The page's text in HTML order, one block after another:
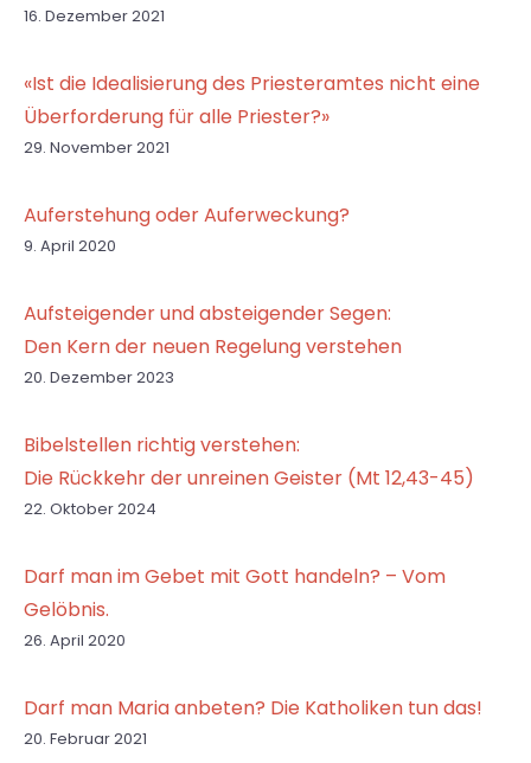
16. Dezember 2021
«Ist die Idealisierung des Priesteramtes nicht eine
Überforderung für alle Priester?»
29. November 2021
Auferstehung oder Auferweckung?
9. April 2020
Aufsteigender und absteigender Segen:
Den Kern der neuen Regelung verstehen
20. Dezember 2023
Bibelstellen richtig verstehen:
Die Rückkehr der unreinen Geister (Mt 12,43-45)
22. Oktober 2024
Darf man im Gebet mit Gott handeln? – Vom
Gelöbnis.
26. April 2020
Darf man Maria anbeten? Die Katholiken tun das!
20. Februar 2021